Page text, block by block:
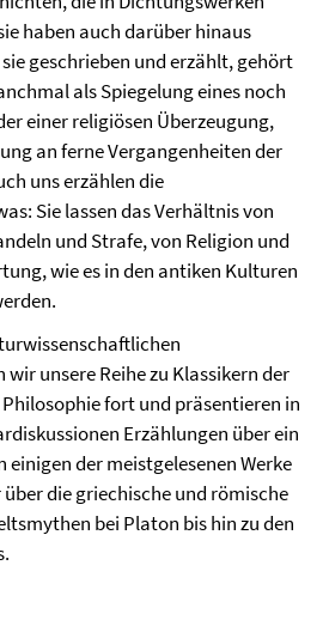
haben auch darüber hinaus
geschrieben und erzählt, gehört
als Spiegelung eines noch
einer religiösen Überzeugung,
an ferne Vergangenheiten der
uns erzählen die
Sie lassen das Verhältnis von
und Strafe, von Religion und
wie es in den antiken Kulturen
unsere Reihe zu Klassikern der
fort und präsentieren in
Erzählungen über ein
einigen der meistgelesenen Werke
die griechische und römische
bei Platon bis hin zu den